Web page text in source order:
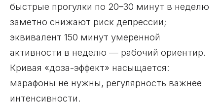
быстрые прогулки по 20–30 минут в неделю
заметно снижают риск депрессии;
эквивалент 150 минут умеренной
активности в неделю — рабочий ориентир.
Кривая «доза-эффект» насыщается:
марафоны не нужны, регулярность важнее
интенсивности.